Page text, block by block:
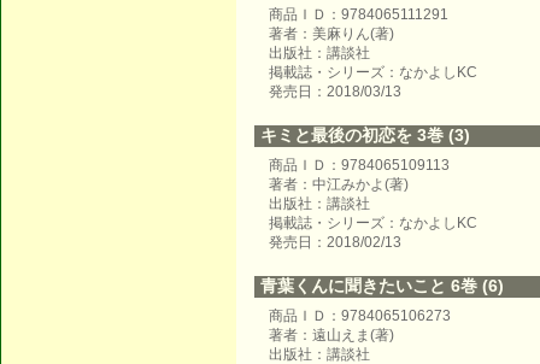
商品ＩＤ：9784065111291
著者：美麻りん(著)
出版社：講談社
掲載誌・シリーズ：なかよしKC
発売日：2018/03/13
キミと最後の初恋を 3巻 (3)
商品ＩＤ：9784065109113
著者：中江みかよ(著)
出版社：講談社
掲載誌・シリーズ：なかよしKC
発売日：2018/02/13
青葉くんに聞きたいこと 6巻 (6)
商品ＩＤ：9784065106273
著者：遠山えま(著)
出版社：講談社